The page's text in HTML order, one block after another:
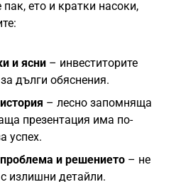
пак, ето и кратки насоки,
и ясни – инвеститорите
дълги обяснения.
– лесно запомняща
презентация има по-
успех.
и решението – не
излишни детайли.